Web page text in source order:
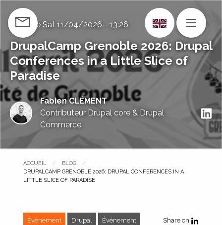
main
content
CONTACT US MENU
Publié le Sat 11/04/2026 - 13:26
DrupalCamp Grenoble 2026: Drupal
Conferences in a Little Slice of
Paradise
Fabien CLÉMENT
Contributeur Drupal core & Drupal
Commerce
ACCUEIL
BLOG
PAGE COURANTE :
DRUPALCAMP GRENOBLE 2026: DRUPAL CONFERENCES IN A
LITTLE SLICE OF PARADISE
Événement Drupal Événement Share on